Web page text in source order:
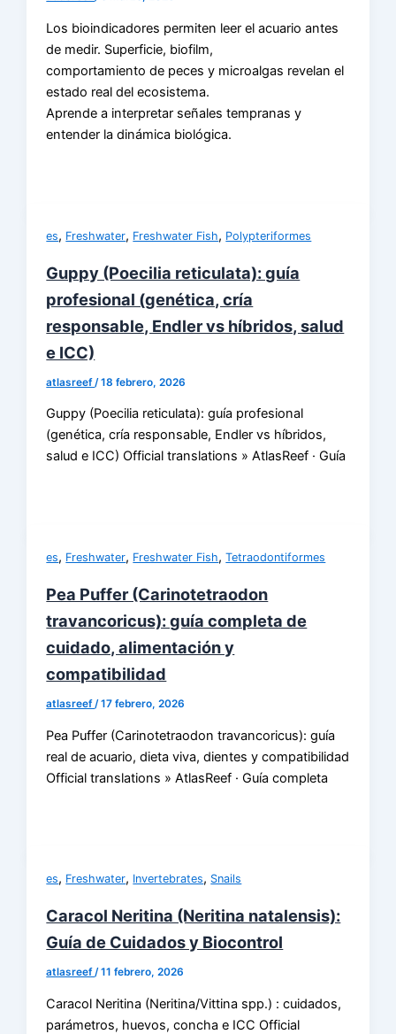
Los bioindicadores permiten leer el acuario antes
de medir. Superficie, biofilm,
comportamiento de peces y microalgas revelan el
estado real del ecosistema.
Aprende a interpretar señales tempranas y
entender la dinámica biológica.
es, Freshwater, Freshwater Fish, Polypteriformes
Guppy (Poecilia reticulata): guía
profesional (genética, cría
responsable, Endler vs híbridos, salud
e ICC)
atlasreef /18 febrero, 2026
Guppy (Poecilia reticulata): guía profesional
(genética, cría responsable, Endler vs híbridos,
salud e ICC) Official translations » AtlasReef · Guía
es, Freshwater, Freshwater Fish,Tetraodontiformes
Pea Puffer (Carinotetraodon
travancoricus): guía completa de
cuidado, alimentación y
compatibilidad
atlasreef/17 febrero, 2026
Pea Puffer (Carinotetraodon travancoricus): guía
real de acuario, dieta viva, dientes y compatibilidad
Official translations » AtlasReef · Guía completa
es, Freshwater, Invertebrates, Snails
Caracol Neritina (Neritina natalensis):
Guía de Cuidados y Biocontrol
atlasreef/11 febrero, 2026
Caracol Neritina (Neritina/Vittina spp.) : cuidados,
parámetros, huevos, concha e ICC Official